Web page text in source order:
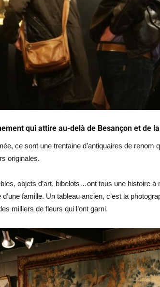
qui attire au-delà de Besançon et de
ce sont une trentaine d’antiquaires de
originales.
objets d’art, bibelots…ont tous une histoire à
d’une famille. Un tableau ancien, c’est la
milliers de fleurs qui l’ont garni.